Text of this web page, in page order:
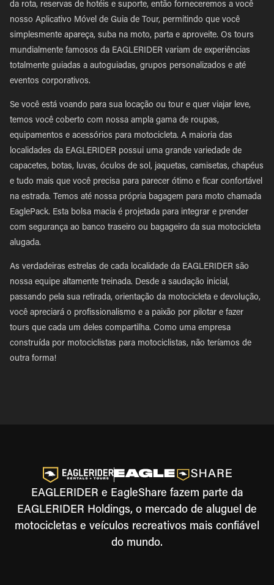
da rota, reservas de hotéis e suporte, então forneceremos a você
nosso Aplicativo Móvel de Guia de Tour, permitindo que você
simplesmente apareça, suba na moto, parta e aproveite. Os tours
mundialmente famosos da EAGLERIDER variam de experiências
totalmente guiadas a autoguiadas, grupos personalizados e até
eventos corporativos.
Se você está voando para sua locação ou tour e quer viajar leve,
temos você coberto com nossa ampla gama de roupas,
equipamentos e acessórios para motocicleta. A maioria das
localidades da EAGLERIDER possui uma grande variedade de
capacetes, botas, luvas, óculos de sol, jaquetas, camisetas, chapéus
e tudo mais que você precisa para parecer ótimo e ficar confortável
na estrada. Temos até nossa própria bagagem para moto chamada
EaglePack. Esta bolsa macia é projetada para integrar e prender
com segurança ao banco traseiro ou bagageiro da sua motocicleta
alugada.
As verdadeiras estrelas de cada localidade da EAGLERIDER são
nossa equipe altamente treinada. Desde a saudação inicial,
passando pela sua retirada, orientação da motocicleta e devolução,
você apreciará o profissionalismo e a paixão por pilotar e fazer
tours que cada um deles compartilha. Como uma empresa
construída por motociclistas para motociclistas, não teríamos de
outra forma!
EAGLERIDER e EagleShare fazem parte da
EAGLERIDER Holdings, o mercado de aluguel de
motocicletas e veículos recreativos mais confiável
do mundo.